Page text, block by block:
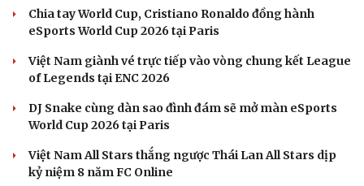
Âm nhạc
Di sản
Sao Việt
Chia tay World Cup, Cristiano Ronaldo đồng hành
eSports World Cup 2026 tại Paris
Việt Nam giành vé trực tiếp vào vòng chung kết League
of Legends tại ENC 2026
DJ Snake cùng dàn sao đình đám sẽ mở màn eSports
World Cup 2026 tại Paris
Việt Nam All Stars thắng ngược Thái Lan All Stars dịp
kỷ niệm 8 năm FC Online